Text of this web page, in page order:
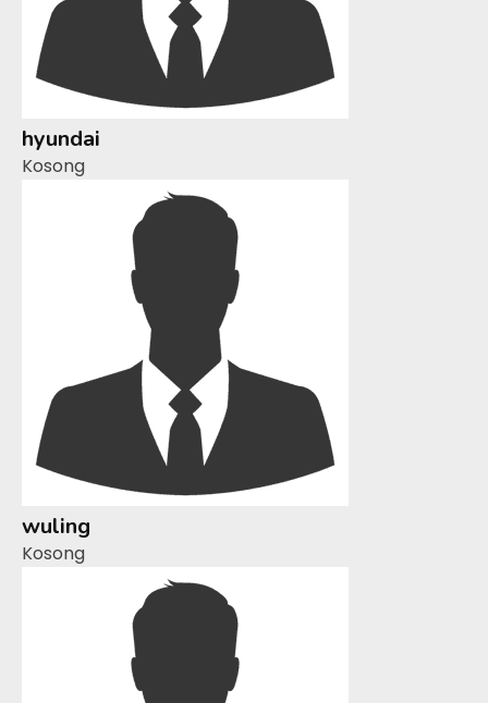
hyundai
Kosong
wuling
Kosong